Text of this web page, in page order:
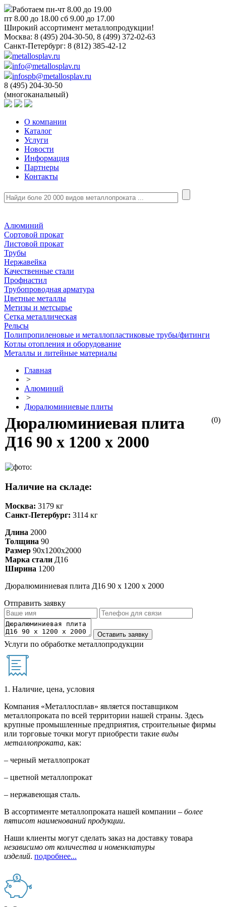
Работаем пн-чт 8.00 до 19.00
пт 8.00 до 18.00 сб 9.00 до 17.00
Широкий ассортимент металлопродукции!
Москва: 8 (495) 204-30-50, 8 (499) 372-02-63
Санкт-Петербург: 8 (812) 385-42-12
metallosplav.ru
info@metallosplav.ru
infospb@metallosplav.ru
8 (495) 204-30-50
(многоканальный)
О компании
Каталог
Услуги
Новости
Информация
Партнеры
Контакты
Алюминий
Сортовой прокат
Листовой прокат
Трубы
Нержавейка
Качественные стали
Профнастил
Трубопроводная арматура
Цветные металлы
Метизы и метсырье
Сетка металлическая
Рельсы
Полипропиленовые и металлопластиковые трубы/фитинги
Котлы отопления и оборудование
Металлы и литейные материалы
Главная
>
Алюминий
>
Дюралюминиевые плиты
(0)
Дюралюминиевая плита
Д16 90 х 1200 х 2000
Наличие на складе:
Москва: 3179 кг
Санкт-Петербург: 3114 кг
Длина 2000
Толщина 90
Размер 90х1200х2000
Марка стали Д16
Ширина 1200
Дюралюминиевая плита Д16 90 х 1200 х 2000
Отправить заявку
Услуги по обработке металлопродукции
1. Наличие, цена, условия
Компания «Металлосплав» является поставщиком
металлопроката по всей территории нашей страны. Здесь
крупные промышленные предприятия, строительные фирмы
или торговые точки могут приобрести такие виды
металлопроката, как:
– черный металлопрокат
– цветной металлопрокат
– нержавеющая сталь.
В ассортименте металлопроката нашей компании – более
пятисот наименований продукции.
Наши клиенты могут сделать заказ на доставку товара
независимо от количества и номенклатуры
изделий. подробнее...